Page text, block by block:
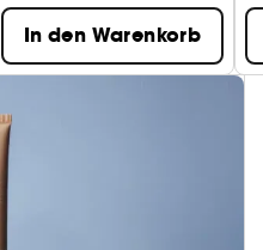
In den Warenkorb